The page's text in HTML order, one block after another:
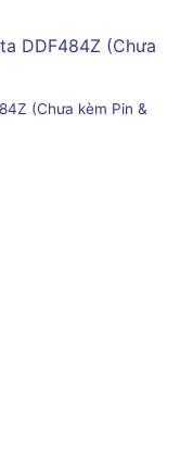
(Chưa kèm Pin &